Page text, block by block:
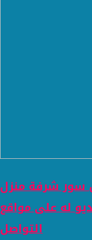
شرفة منزل
له على مواقع
التواصل